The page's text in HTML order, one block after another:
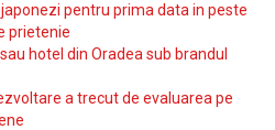
pentru prima data in peste
prietenie
hotel din Oradea sub brandul
a trecut de evaluarea pe